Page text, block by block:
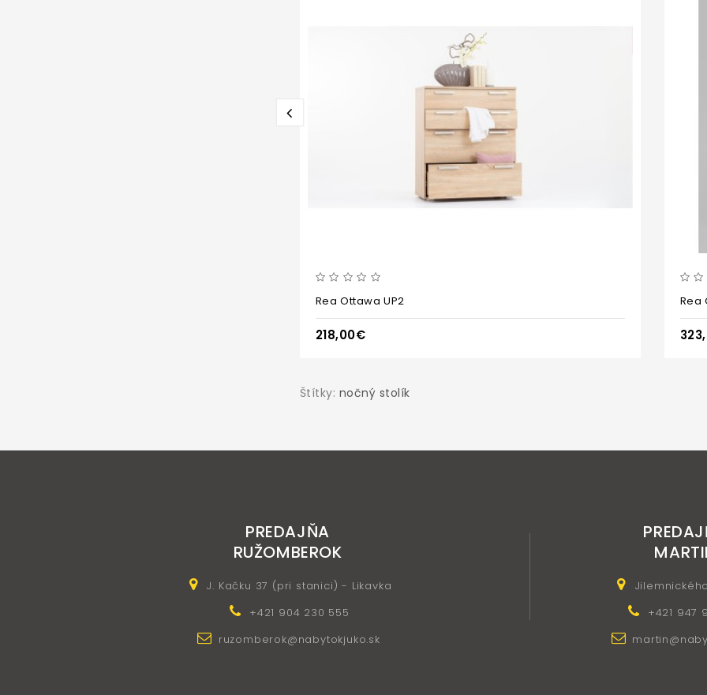
Rea Ottawa UP2
218,00€
Rea
Štítky: nočný stolík
PREDAJŇA
RUŽOMBEROK
J. Kačku 37 (pri stanici) - Likavka
+421 904 230 555
ruzomberok@nabytokjuko.sk
+421 947